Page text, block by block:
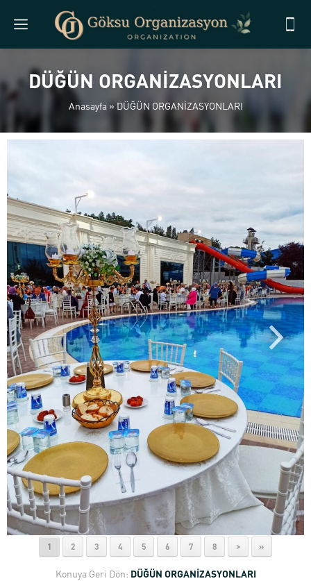
DÜĞÜN ORGANİZASYONLARI
Anasayfa»DÜĞÜN ORGANİZASYONLARI
1 2 3 4 5 6 7 8 > »
Konuya Geri Dön: DÜĞÜN ORGANİZASYONLARI